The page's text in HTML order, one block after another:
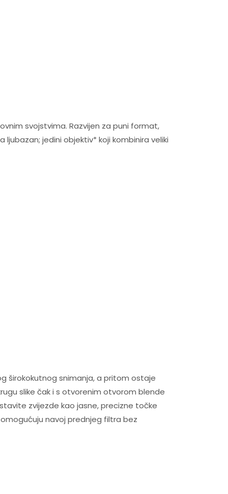
svojstvima. Razvijen za puni format,
ljubazan; jedini objektiv* koji kombinira veliki
širokokutnog snimanja, a pritom ostaje
slike čak i s otvorenim otvorom blende
zvijezde kao jasne, precizne točke
navoj prednjeg filtra bez